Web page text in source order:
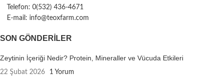
Telefon: 0(532) 436-4671
E-mail: info@teoxfarm.com
SON GÖNDERILER
Zeytinin İçeriği Nedir? Protein, Mineraller ve Vücuda Etkileri
22 Şubat 2026 1 Yorum